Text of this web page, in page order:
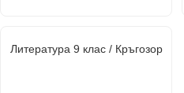
Литература 9 клас / Кръгозор